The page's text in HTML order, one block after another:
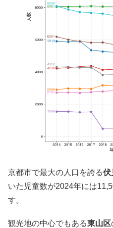
京都市で最大の人口を誇る伏
いた児童数が2024年には
す。
観光地の中心でもある東山区